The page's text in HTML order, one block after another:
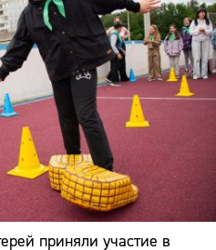
приняли участие в